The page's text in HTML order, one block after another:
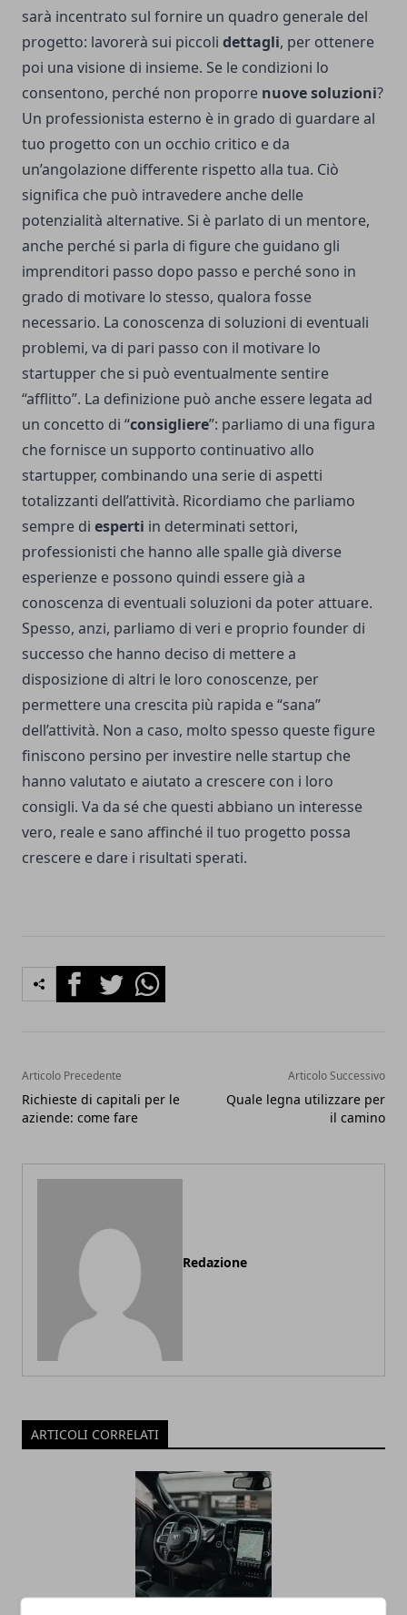
sarà incentrato sul fornire un quadro generale del
progetto: lavorerà sui piccoli dettagli, per ottenere
poi una visione di insieme. Se le condizioni lo
consentono, perché non proporre nuove soluzioni?
Un professionista esterno è in grado di guardare al
tuo progetto con un occhio critico e da
un’angolazione differente rispetto alla tua. Ciò
significa che può intravedere anche delle
potenzialità alternative. Si è parlato di un mentore,
anche perché si parla di figure che guidano gli
imprenditori passo dopo passo e perché sono in
grado di motivare lo stesso, qualora fosse
necessario. La conoscenza di soluzioni di eventuali
problemi, va di pari passo con il motivare lo
startupper che si può eventualmente sentire
“afflitto”. La definizione può anche essere legata ad
un concetto di “consigliere”: parliamo di una figura
che fornisce un supporto continuativo allo
startupper, combinando una serie di aspetti
totalizzanti dell’attività. Ricordiamo che parliamo
sempre di esperti in determinati settori,
professionisti che hanno alle spalle già diverse
esperienze e possono quindi essere già a
conoscenza di eventuali soluzioni da poter attuare.
Spesso, anzi, parliamo di veri e proprio founder di
successo che hanno deciso di mettere a
disposizione di altri le loro conoscenze, per
permettere una crescita più rapida e “sana”
dell’attività. Non a caso, molto spesso queste figure
finiscono persino per investire nelle startup che
hanno valutato e aiutato a crescere con i loro
consigli. Va da sé che questi abbiano un interesse
vero, reale e sano affinché il tuo progetto possa
crescere e dare i risultati sperati.
FacebookTwitterWhatsapp
Articolo Precedente
Richieste di capitali per le
aziende: come fare
Articolo Successivo
Quale legna utilizzare per
il camino
Redazione
ARTICOLI CORRELATI